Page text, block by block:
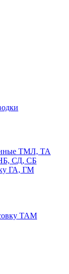
ТМЛ, ТА
СД, СБ
ГА, ГМ
ТАМ